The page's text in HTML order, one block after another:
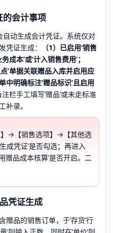
的会计事项
自动生成会计凭证。系统仅对
凭证生成：
（1）已启用‘销售
成本’或‘计入销售费用’；
点’单据关联赠品入库并启用应
明确标注‘赠品标识’且启用
栏手工填写‘赠品’或未走标准
补录。
→【销售选项】→【其他选
成凭证’是否勾选；再进入
赠品成本核算’是否开启。二
凭证生成
赠品的销售订单，于‘存货’行